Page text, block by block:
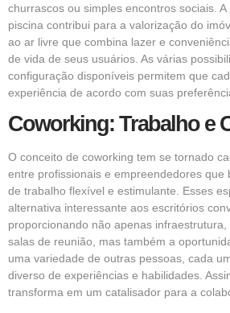
churrascos ou simples encontros sociais.
piscina contribui para a valorização do
ao ar livre que combina lazer e
de vida de seus usuários. As várias
configuração disponíveis permitem que
experiência de acordo com suas
Coworking: Trabalho e
O conceito de coworking tem se tornado
entre profissionais e empreendedores que
de trabalho flexível e estimulante. Esses
alternativa interessante aos escritórios
proporcionando não apenas
salas de reunião, mas também a
uma variedade de outras pessoas, cada
diverso de experiências e habilidades.
transforma em um catalisador para a